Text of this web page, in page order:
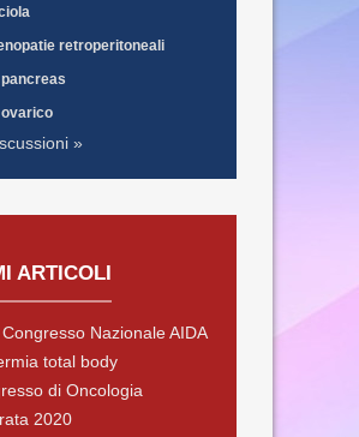
retroperitoneali
»
ARTICOLI
Nazionale AIDA
total body
di Oncologia
2020